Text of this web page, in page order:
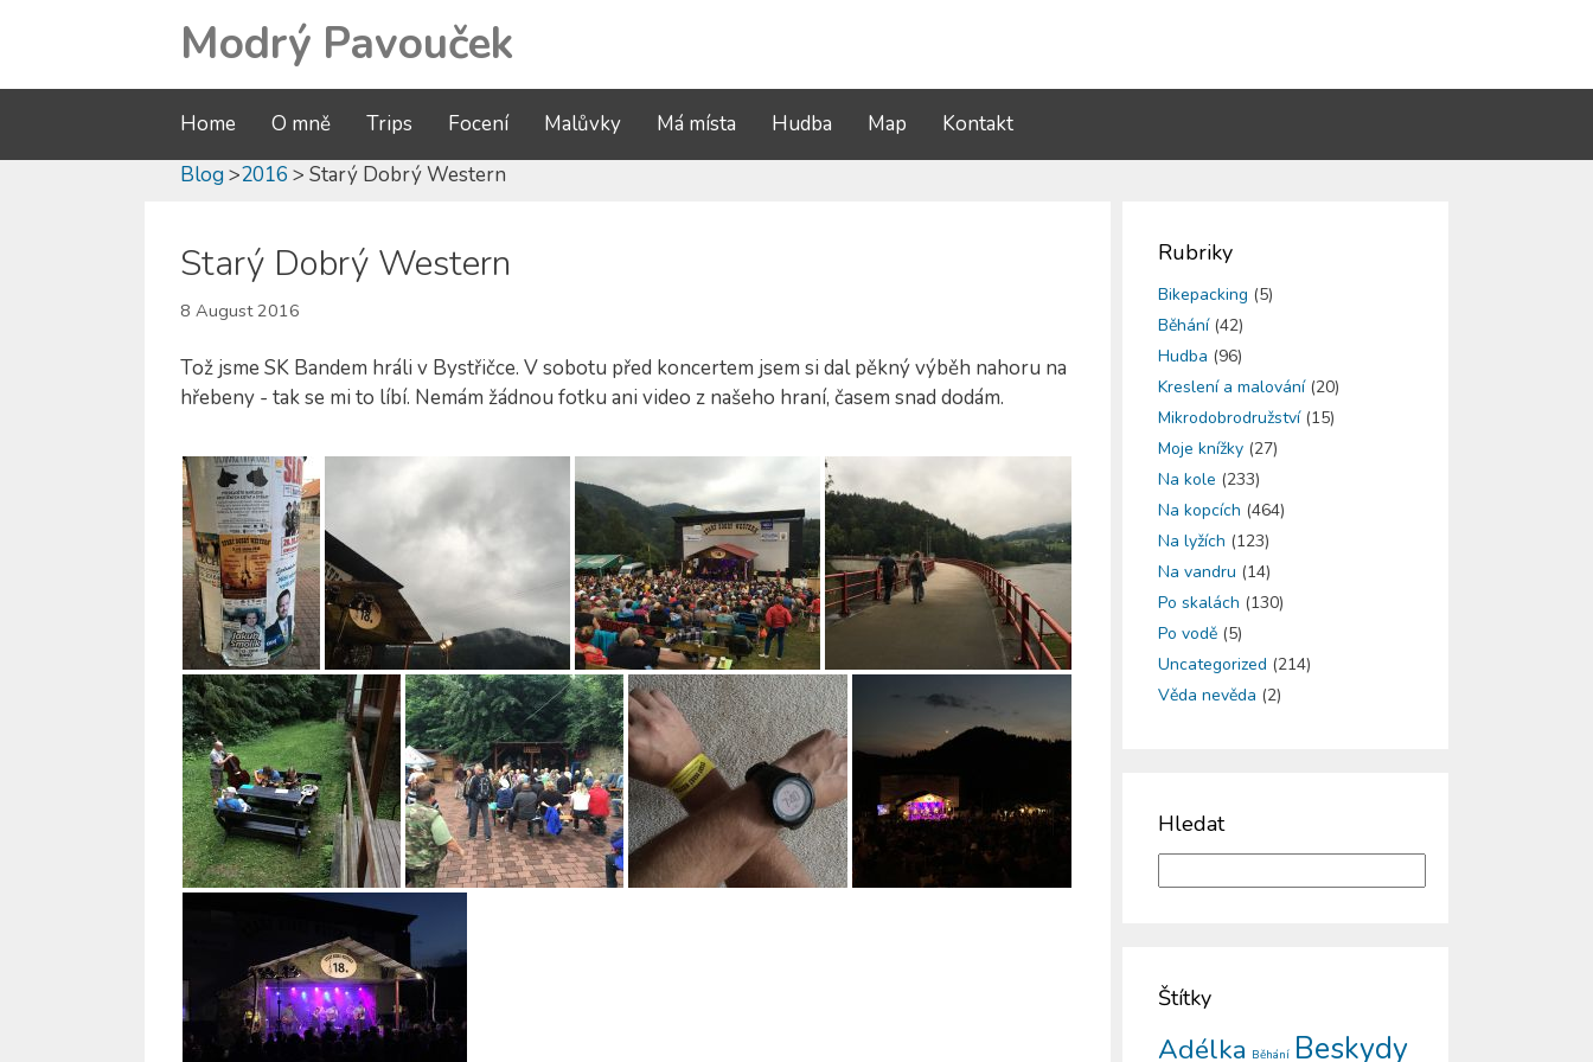
Modrý Pavouček
Home O mně Trips Focení Malůvky Má místa Hudba Map
Kontakt
Blog >2016 > Starý Dobrý Western
Starý Dobrý Western
8 August 2016
Tož jsme SK Bandem hráli v Bystřičce. V sobotu před koncertem jsem si dal pěkný výběh nahoru na
hřebeny - tak se mi to líbí. Nemám žádnou fotku ani video z našeho hraní, časem snad dodám.
Rubriky
Bikepacking (5)
Běhání(42)
Hudba (96)
Kreslení a malování(20)
Mikrodobrodružství(15)
Moje knížky (27)
Na kole (233)
Na kopcích (464)
Na lyžích (123)
Na vandru (14)
Po skalách (130)
Po vodě (5)
Uncategorized (214)
Věda nevěda (2)
Hledat
Štítky
Adélka Běhání Beskydy